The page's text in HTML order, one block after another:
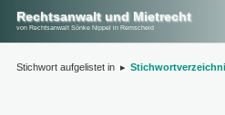
Rechtsanwalt und Mietrecht
von Rechtsanwalt Sönke Nippel in Remscheid
Stichwort aufgelistet in ▸